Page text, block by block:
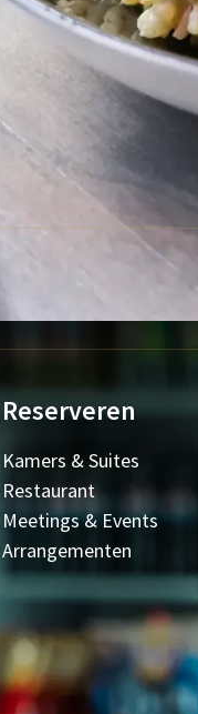
Reserveren
Kamers & Suites
Restaurant
Meetings & Events
Arrangementen